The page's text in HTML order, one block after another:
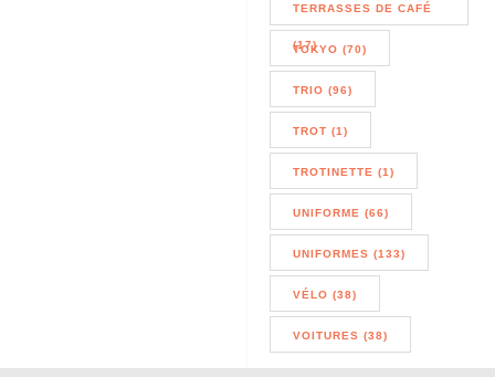
TERRASSES DE CAFÉ
(17)
TOKYO (70)
TRIO (96)
TROT (1)
TROTINETTE (1)
UNIFORME (66)
UNIFORMES (133)
VÉLO (38)
VOITURES (38)